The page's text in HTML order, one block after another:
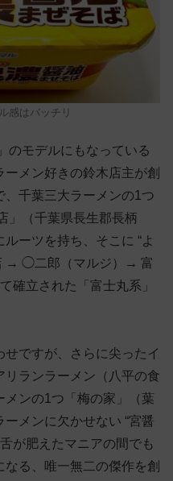
感はバッチリ
のモデルにもなっている
ーメン好きの鈴木店主が創
千葉三大ラーメンの1つ
」（千葉県長生郡長柄
ーツを持ち、そこに “よ
→ ◯二郎（マルジ）→ 富
確立された「富士丸系」
ですが、さらに尖ったイ
リランラーメン（八平の食
ンの1つ「梅の家」（葉
メンに欠かせない “宮醤
が肥えたマニアの間でも
る、唯一無二の傑作を創